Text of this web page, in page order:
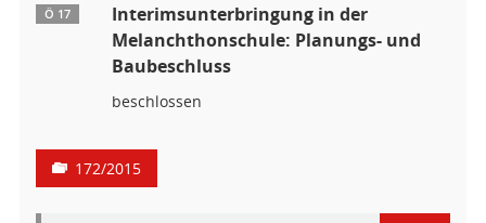
Ö 17
Interimsunterbringung in der
Melanchthonschule: Planungs- und
Baubeschluss
beschlossen
172/2015